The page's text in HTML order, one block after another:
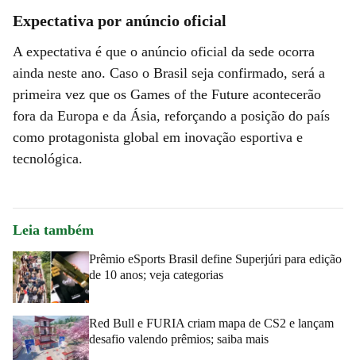
Expectativa por anúncio oficial
A expectativa é que o anúncio oficial da sede ocorra
ainda neste ano. Caso o Brasil seja confirmado, será a
primeira vez que os Games of the Future acontecerão
fora da Europa e da Ásia, reforçando a posição do país
como protagonista global em inovação esportiva e
tecnológica.
Leia também
Prêmio eSports Brasil define Superjúri para edição
de 10 anos; veja categorias
Red Bull e FURIA criam mapa de CS2 e lançam
desafio valendo prêmios; saiba mais